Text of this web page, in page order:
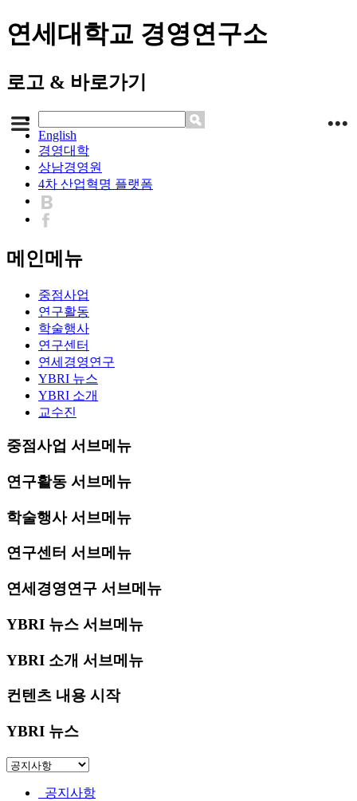
연세대학교 경영연구소
로고 & 바로가기
English
경영대학
상남경영원
4차 산업혁명 플랫폼
메인메뉴
중점사업
연구활동
학술행사
연구센터
연세경영연구
YBRI 뉴스
YBRI 소개
교수진
중점사업 서브메뉴
연구활동 서브메뉴
학술행사 서브메뉴
연구센터 서브메뉴
연세경영연구 서브메뉴
YBRI 뉴스 서브메뉴
YBRI 소개 서브메뉴
컨텐츠 내용 시작
YBRI 뉴스
공지사항